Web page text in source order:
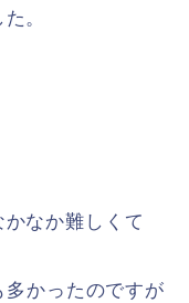
。
なか難しくて
かったのですが